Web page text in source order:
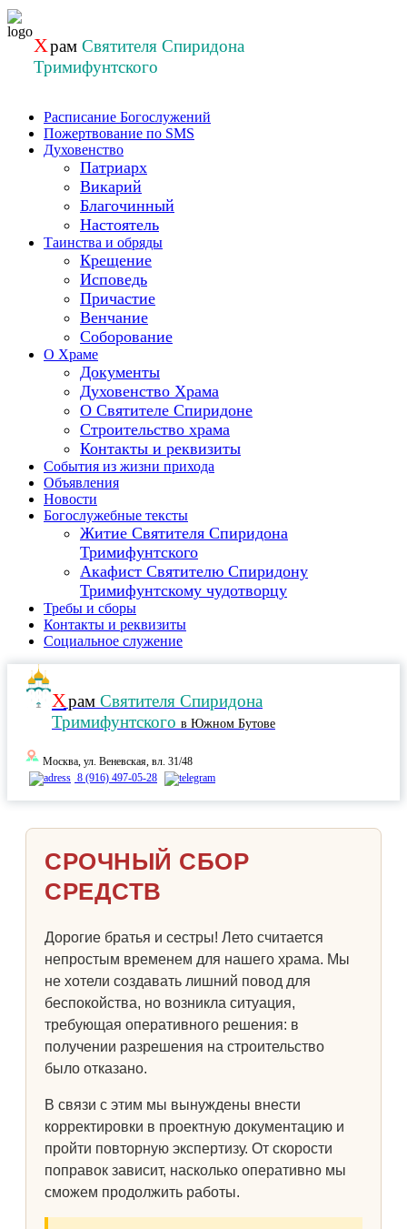
Перейти
к
содержанию
Храм Святителя Спиридона
Тримифунтского
Расписание Богослужений
Пожертвование по SMS
Духовенство
Патриарх
Викарий
Благочинный
Настоятель
Таинства и обряды
Крещение
Исповедь
Причастие
Венчание
Соборование
О Храме
Документы
Духовенство Храма
О Святителе Спиридоне
Строительство храма
Контакты и реквизиты
События из жизни прихода
Объявления
Новости
Богослужебные тексты
Житие Cвятителя Спиридона
Тримифунтского
Акафист Cвятителю Спиридону
Тримифунтскому чудотворцу
Требы и сборы
Контакты и реквизиты
Социальное служение
Храм Святителя Спиридона
Тримифунтского в Южном Бутове
Москва, ул. Веневская, вл. 31/48
8 (916) 497-05-28
СРОЧНЫЙ СБОР
СРЕДСТВ
Дорогие братья и сестры! Лето считается
непростым временем для нашего храма. Мы
не хотели создавать лишний повод для
беспокойства, но возникла ситуация,
требующая оперативного решения: в
получении разрешения на строительство
было отказано.
В связи с этим мы вынуждены внести
корректировки в проектную документацию и
пройти повторную экспертизу. От скорости
поправок зависит, насколько оперативно мы
сможем продолжить работы.